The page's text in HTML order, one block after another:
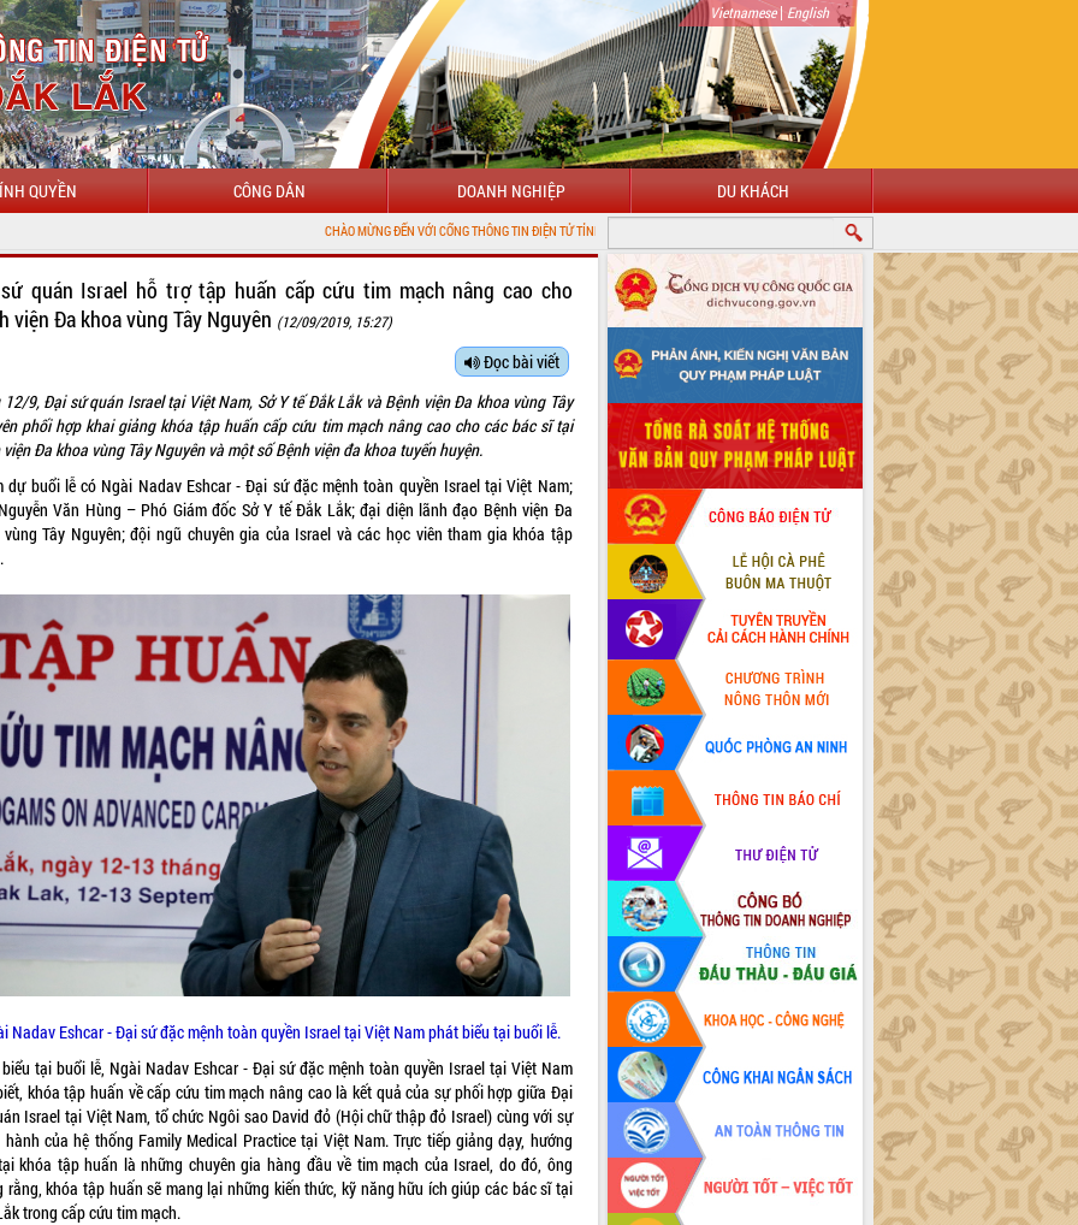
Vietnamese| English
QUYỀN CÔNG DÂN DOANH NGHIỆP DU KHÁCH
CHÀO MỪNG ĐẾN VỚI CỔNG THÔNG TIN ĐIỆN TỬ TỈNH ĐẮK LẮK
quán Israel hỗ trợ tập huấn cấp cứu tim mạch nâng cao cho
viện Đa khoa vùng Tây Nguyên (12/09/2019, 15:27)
Đọc bài viết
12/9, Đại sứ quán Israel tại Việt Nam, Sở Y tế Đắk Lắk và Bệnh viện Đa khoa vùng Tây
phối hợp khai giảng khóa tập huấn cấp cứu tim mạch nâng cao cho các bác sĩ tại
viện Đa khoa vùng Tây Nguyên và một số Bệnh viện đa khoa tuyến huyện.
dự buổi lễ có Ngài Nadav Eshcar - Đại sứ đặc mệnh toàn quyền Israel tại Việt Nam;
Văn Hùng – Phó Giám đốc Sở Y tế Đắk Lắk; đại diện lãnh đạo Bệnh viện Đa
vùng Tây Nguyên; đội ngũ chuyên gia của Israel và các học viên tham gia khóa tập
Nadav Eshcar - Đại sứ đặc mệnh toàn quyền Israel tại Việt Nam phát biểu tại buổi lễ.
tại buổi lễ, Ngài Nadav Eshcar - Đại sứ đặc mệnh toàn quyền Israel tại Việt Nam
khóa tập huấn về cấp cứu tim mạch nâng cao là kết quả của sự phối hợp giữa Đại
Israel tại Việt Nam, tổ chức Ngôi sao David đỏ (Hội chữ thập đỏ Israel) cùng với sự
hành của hệ thống Family Medical Practice tại Việt Nam. Trực tiếp giảng dạy, hướng
khóa tập huấn là những chuyên gia hàng đầu về tim mạch của Israel, do đó, ông
rằng, khóa tập huấn sẽ mang lại những kiến thức, kỹ năng hữu ích giúp các bác sĩ tại
trong cấp cứu tim mạch.